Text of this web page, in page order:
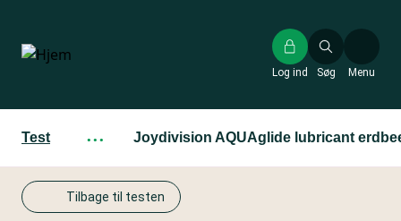
hovedindhold
Søg
Log ind Menu
Test ··· Joydivision AQUAglide lubricant
Tilbage til testen